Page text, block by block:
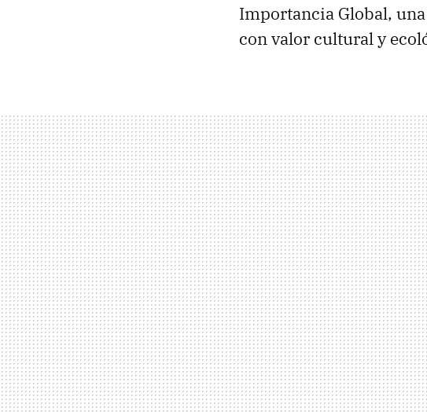
Importancia Global,
con valor cultural y